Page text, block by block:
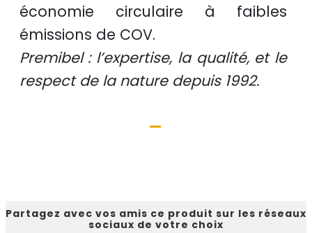
économie circulaire à faibles
émissions de COV.
Premibel : l’expertise, la qualité, et le
respect de la nature depuis 1992.
-
Partagez avec vos amis ce produit sur les réseaux
sociaux de votre choix